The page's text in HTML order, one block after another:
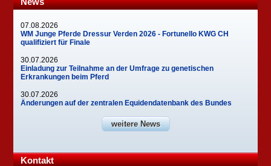
07.08.2026
WM Junge Pferde Dressur Verden 2026 - Fortunello KWG CH
qualifiziert für Finale
30.07.2026
Einladung zur Teilnahme an der Umfrage zu genetischen
Erkrankungen beim Pferd
30.07.2026
Änderungen auf der zentralen Equidendatenbank des Bundes
weitere News
Kontakt